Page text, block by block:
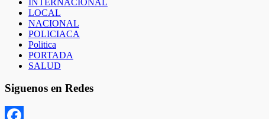
LOCAL
NACIONAL
POLICIACA
Politica
PORTADA
SALUD
Siguenos en Redes